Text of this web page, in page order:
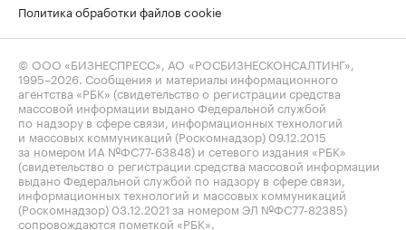
Политика обработки файлов cookie
© ООО «БИЗНЕСПРЕСС», АО «РОСБИЗНЕСКОНСАЛТИНГ»,
1995–2026 . Сообщения и материалы информационного
агентства «РБК» (свидетельство о регистрации средства
массовой информации выдано Федеральной службой
по надзору в сфере связи, информационных технологий
и массовых коммуникаций (Роскомнадзор) 09.12.2015
за номером ИА №ФС77-63848) и сетевого издания «РБК»
(свидетельство о регистрации средства массовой информации
выдано Федеральной службой по надзору в сфере связи,
информационных технологий и массовых коммуникаций
(Роскомнадзор) 03.12.2021 за номером ЭЛ №ФС77-82385)
сопровождаются пометкой «РБК».